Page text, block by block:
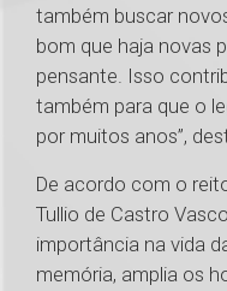
também buscar
bom que haja novas
pensante. Isso
também para que o
por muitos anos”,
De acordo com o
Tullio de Castro
importância na vida
memória, amplia os